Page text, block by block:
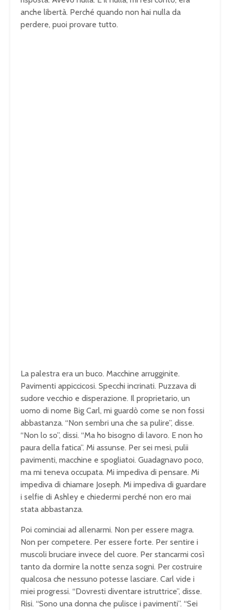
anche libertà. Perché quando non hai nulla da
perdere, puoi provare tutto.
La palestra era un buco. Macchine arrugginite.
Pavimenti appiccicosi. Specchi incrinati. Puzzava di
sudore vecchio e disperazione. Il proprietario, un
uomo di nome Big Carl, mi guardò come se non fossi
abbastanza. “Non sembri una che sa pulire”, disse.
“Non lo so”, dissi. “Ma ho bisogno di lavoro. E non ho
paura della fatica”. Mi assunse. Per sei mesi, pulii
pavimenti, macchine e spogliatoi. Guadagnavo poco,
ma mi teneva occupata. Mi impediva di pensare. Mi
impediva di chiamare Joseph. Mi impediva di guardare
i selfie di Ashley e chiedermi perché non ero mai
stata abbastanza.
Poi cominciai ad allenarmi. Non per essere magra.
Non per competere. Per essere forte. Per sentire i
muscoli bruciare invece del cuore. Per stancarmi così
tanto da dormire la notte senza sogni. Per costruire
qualcosa che nessuno potesse lasciare. Carl vide i
miei progressi. “Dovresti diventare istruttrice”, disse.
Risi. “Sono una donna che pulisce i pavimenti”. “Sei